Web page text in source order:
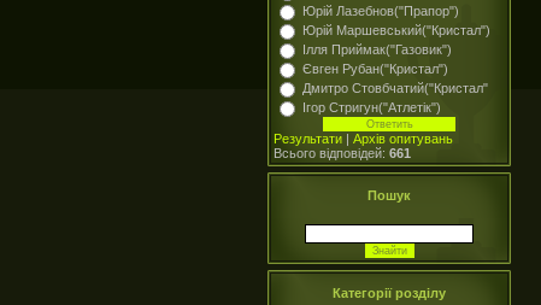
Юрій Лазебнов("Прапор")
Юрій Маршевський("Кристал")
Ілля Приймак("Газовик")
Євген Рубан("Кристал")
Дмитро Стовбчатий("Кристал"
Ігор Стригун("Атлетік")
Результати | Архів опитувань
Всього відповідей: 661
Пошук
Категорії розділу